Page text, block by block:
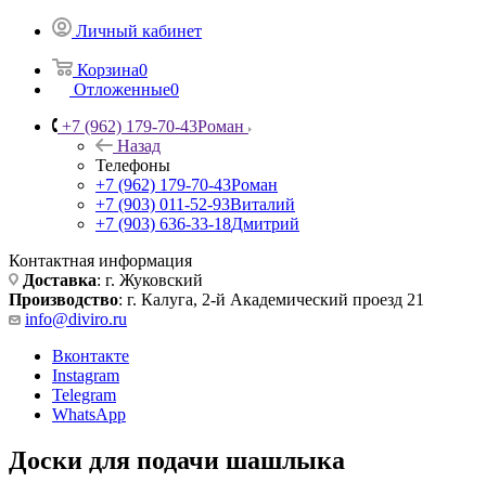
Личный кабинет
Корзина0
Отложенные0
+7 (962) 179-70-43Роман
Назад
Телефоны
+7 (962) 179-70-43Роман
+7 (903) 011-52-93Виталий
+7 (903) 636-33-18Дмитрий
Контактная информация
Доставка: г. Жуковский
Производство: г. Калуга, 2-й Академический проезд 21
info@diviro.ru
Вконтакте
Instagram
Telegram
WhatsApp
Доски для подачи шашлыка